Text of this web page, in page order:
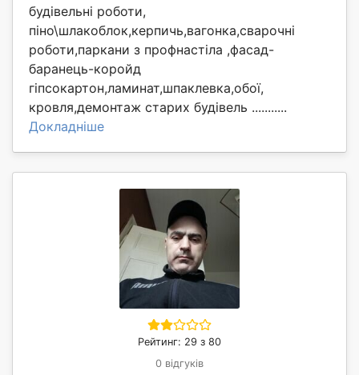
будівельні роботи,
піно\шлакоблок,керпичь,вагонка,сварочні
роботи,паркани з профнастіла ,фасад-
баранець-коройд
гіпсокартон,ламинат,шпаклевка,обої,
кровля,демонтаж старих будівель ...........
Докладніше
Рейтинг: 29 з 80
0 відгуків